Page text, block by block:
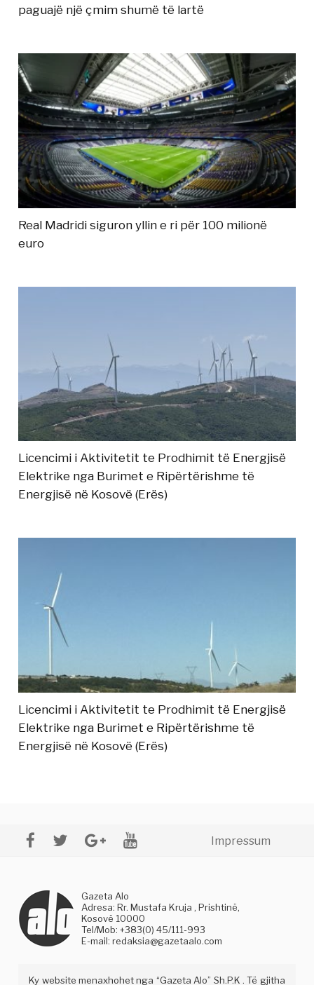
paguajë një çmim shumë të lartë
Real Madridi siguron yllin e ri për 100 milionë
euro
Licencimi i Aktivitetit te Prodhimit të Energjisë
Elektrike nga Burimet e Ripërtërishme të
Energjisë në Kosovë (Erës)
Licencimi i Aktivitetit te Prodhimit të Energjisë
Elektrike nga Burimet e Ripërtërishme të
Energjisë në Kosovë (Erës)
Impressum
Gazeta Alo
Adresa: Rr. Mustafa Kruja , Prishtinë,
Kosovë 10000
Tel/Mob: +383(0) 45/111-993
E-mail:redaksia@gazetaalo.com
Ky website menaxhohet nga “Gazeta Alo” Sh.P.K . Të gjitha